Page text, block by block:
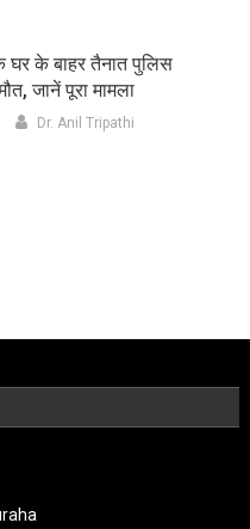
के बाहर तैनात पुलिस
जानें पूरा मामला
Dr. Anil Tripathi